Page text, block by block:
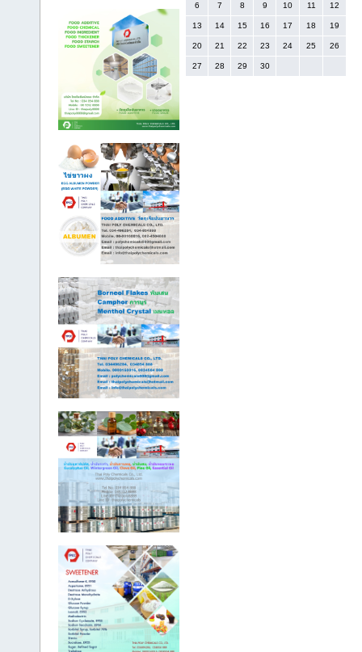
6 7 8 9 10 11 12
13 14 15 16 17 18 19
20 21 22 23 24 25 26
27 28 29 30